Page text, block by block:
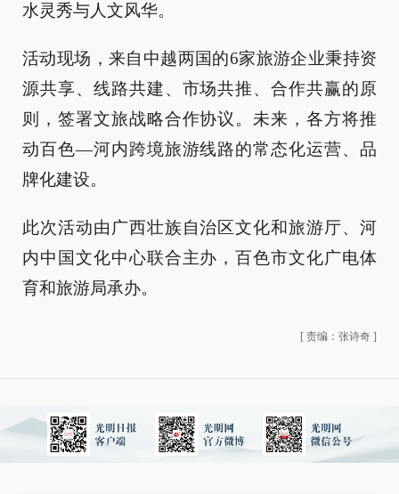
水灵秀与人文风华。
活动现场，来自中越两国的6家旅游企业秉持资
源共享、线路共建、市场共推、合作共赢的原
则，签署文旅战略合作协议。未来，各方将推
动百色—河内跨境旅游线路的常态化运营、品
牌化建设。
此次活动由广西壮族自治区文化和旅游厅、河
内中国文化中心联合主办，百色市文化广电体
育和旅游局承办。
[ 责编：张诗奇 ]